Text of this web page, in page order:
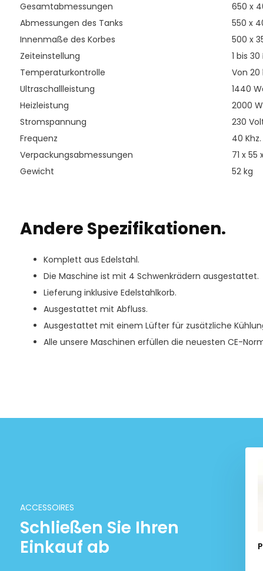
Gesamtabmessungen
650 x
Abmessungen des Tanks
550 x
Innenmaße des Korbes
500 x
Zeiteinstellung
1 bis
Temperaturkontrolle
Von 20
Ultraschallleistung
1440
Heizleistung
2000
Stromspannung
230
Frequenz
40 Khz.
Verpackungsabmessungen
71 x 55
Gewicht
52 kg
Andere Spezifikationen.
Komplett aus Edelstahl.
Die Maschine ist mit 4 Schwenkrädern ausgestattet.
Lieferung inklusive Edelstahlkorb.
Ausgestattet mit Abfluss.
Ausgestattet mit einem Lüfter für zusätzliche
Alle unsere Maschinen erfüllen die neuesten CE-
ACCESSOIRES
Schließen Sie Ihren
Einkauf ab
30 Liter
TM Digital Industrial 58 Liter